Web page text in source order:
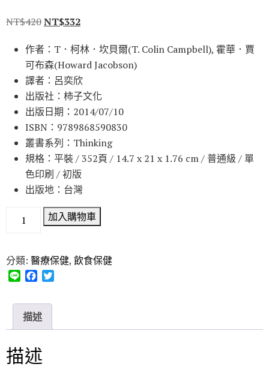
NT$420NT$332
作者：T．柯林．坎貝爾(T. Colin Campbell), 霍華．賈
可布森(Howard Jacobson)
譯者：呂奕欣
出版社：柿子文化
出版日期：2014/07/10
ISBN：9789868590830
叢書系列：Thinking
規格：平裝 / 352頁 / 14.7 x 21 x 1.76 cm / 普通級 / 單
色印刷 / 初版
出版地：台灣
加入購物車
分類: 醫療保健, 飲食保健
e
e
b
o
k
描述
描述